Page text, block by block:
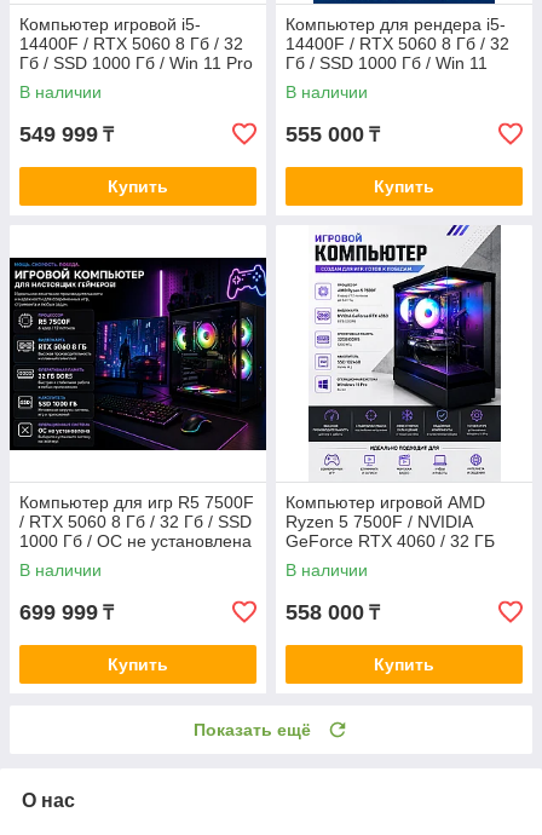
Компьютер игровой i5-
14400F / RTX 5060 8 Гб / 32
Гб / SSD 1000 Гб / Win 11 Pro
В наличии
549 999 ₸
Купить
Компьютер для рендера i5-
14400F / RTX 5060 8 Гб / 32
Гб / SSD 1000 Гб / Win 11
В наличии
555 000 ₸
Купить
Компьютер для игр R5 7500F
/ RTX 5060 8 Гб / 32 Гб / SSD
1000 Гб / ОС не установлена
В наличии
699 999 ₸
Купить
Компьютер игровой AMD
Ryzen 5 7500F / NVIDIA
GeForce RTX 4060 / 32 ГБ
DDR5 / SSD 1024 ГБ /
Windows 11 Pro
В наличии
558 000 ₸
Купить
Показать ещё
О нас